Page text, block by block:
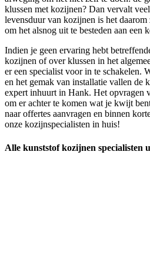
klussen met kozijnen? Dan vervalt
levensduur van kozijnen is het
om het alsnog uit te besteden aan een
Indien je geen ervaring hebt
kozijnen of over klussen in het
er een specialist voor in te schakelen.
en het gemak van installatie vallen de
expert inhuurt in Hank. Het opvragen
om er achter te komen wat je kwijt
naar offertes aanvragen en binnen
onze kozijnspecialisten in huis!
Alle kunststof kozijnen specialisten